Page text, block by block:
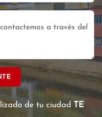
de tu ciudad TE